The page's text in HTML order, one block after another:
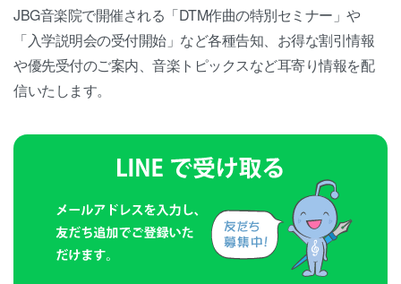
JBG音楽院で開催される「DTM作曲の特別セミナー」や
「入学説明会の受付開始」など各種告知、お得な割引情報
や優先受付のご案内、音楽トピックスなど耳寄り情報を配
信いたします。